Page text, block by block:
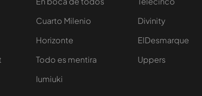
Cuarto Milenio
Horizonte
Todo es mentira
Iumiuki
Divinity
ElDesmarque
Uppers